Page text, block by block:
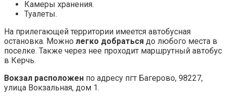
Камеры хранения.
Туалеты.
На прилегающей территории имеется автобусная
остановка. Можно легко добраться до любого места в
поселке. Также через нее проходит маршрутный автобус
в Керчь.
Вокзал расположен по адресу пгт Багерово, 98227,
улица Вокзальная, дом 1.